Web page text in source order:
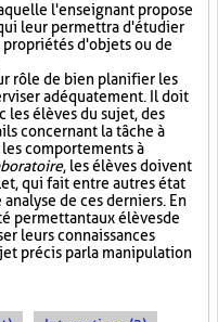
l'enseignant propose
leur permettra d'étudier
propriétés d'objets ou de
rôle de bien planifier les
adéquatement. Il doit
les élèves du sujet, des
concernant la tâche à
comportements à
, les élèves doivent
qui fait entre autres état
de ces derniers. En
permettant aux élèves de
leurs connaissances
précis par la manipulation